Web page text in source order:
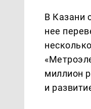
В Казани
нее
миллион
и